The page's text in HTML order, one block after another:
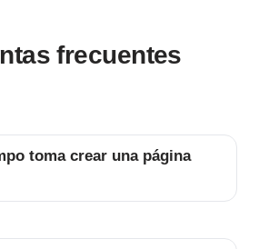
frecuentes
toma crear una página